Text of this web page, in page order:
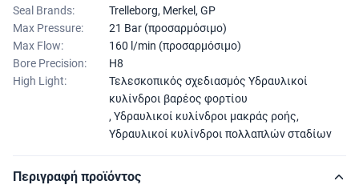
Seal Brands:
Trelleborg, Merkel, GP
Max Pressure:
21 Bar (προσαρμόσιμο)
Max Flow:
160 l/min (προσαρμόσιμο)
Bore Precision:
H8
High Light:
Τελεσκοπικός σχεδιασμός Υδραυλικοί
κυλίνδροι βαρέος φορτίου
, Υδραυλικοί κυλίνδροι μακράς ροής,
Υδραυλικοί κυλίνδροι πολλαπλών σταδίων
Περιγραφή προϊόντος